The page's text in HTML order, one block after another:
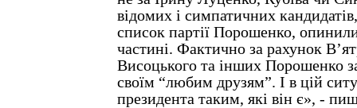
відомих і симпатичних
список партії Порошенко,
частині. Фактично за рахунок
Висоцького та інших Порошенко
своїм “любим друзям”. І в цій
президента таким, які він є», -